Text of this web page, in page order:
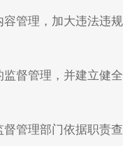
管理，加大违法违规
督管理，并建立健全
管理部门依据职责查